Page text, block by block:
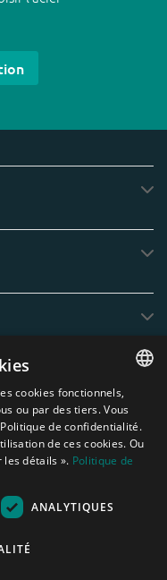
ou photo de ce site web ne
|España
ENGLISH
DUTCH
GERMAN
cookies fonctionnels,
ou par des tiers. Vous
de confidentialité.
de ces cookies. Ou
détails ». Politique de
ANALYTIQUES